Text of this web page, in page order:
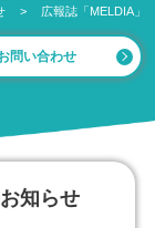
> 広報誌「MELDIA」
問い合わせ
知らせ